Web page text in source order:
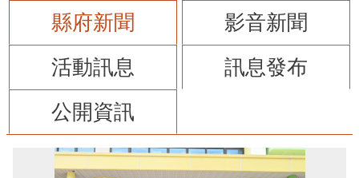
縣府新聞
影音新聞
活動訊息
訊息發布
公開資訊